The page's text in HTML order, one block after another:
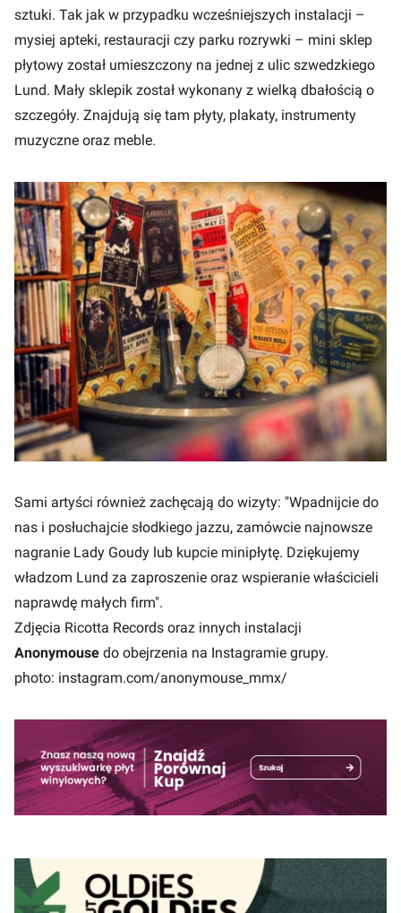
sztuki. Tak jak w przypadku wcześniejszych instalacji –
mysiej apteki, restauracji czy parku rozrywki – mini sklep
płytowy został umieszczony na jednej z ulic szwedzkiego
Lund. Mały sklepik został wykonany z wielką dbałością o
szczegóły. Znajdują się tam płyty, plakaty, instrumenty
muzyczne oraz meble.
Sami artyści również zachęcają do wizyty: "Wpadnijcie do
nas i posłuchajcie słodkiego jazzu, zamówcie najnowsze
nagranie Lady Goudy lub kupcie minipłytę. Dziękujemy
władzom Lund za zaproszenie oraz wspieranie właścicieli
naprawdę małych firm".
Zdjęcia Ricotta Records oraz innych instalacji
Anonymouse do obejrzenia na Instagramie grupy.
photo: instagram.com/anonymouse_mmx/